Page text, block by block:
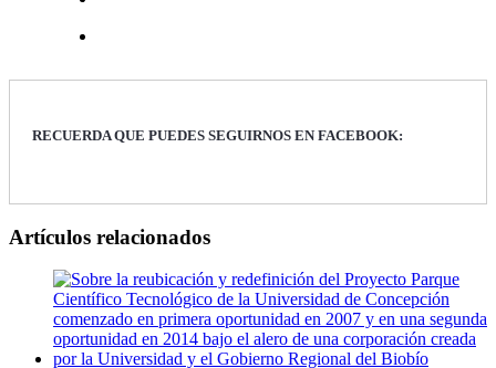
RECUERDA QUE PUEDES SEGUIRNOS EN FACEBOOK:
Artículos relacionados